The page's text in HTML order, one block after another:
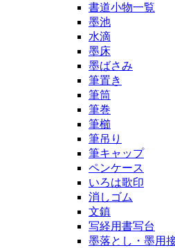
書道小物一覧
墨池
水滴
墨床
墨ばさみ
筆置き
筆筒
筆巻
筆櫛
筆吊り
筆キャップ
ペンケース
いろは歌印
消しゴム
文鎮
写経用書写台
墨落とし・墨用